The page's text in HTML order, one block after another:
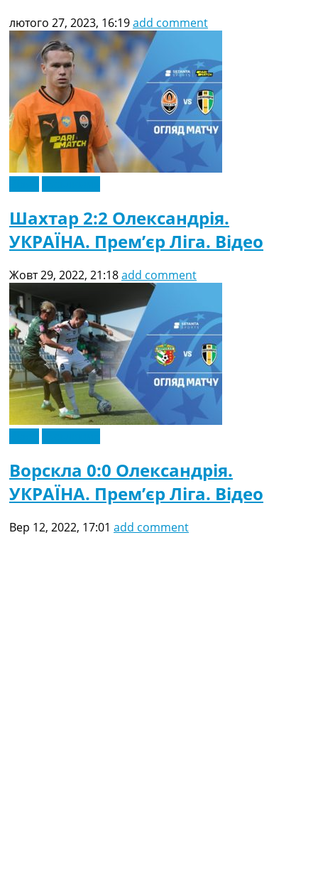
лютого 27, 2023, 16:19add comment
Шахтар 2:2 Олександрія.
УКРАЇНА. Прем’єр Ліга. Відео
Жовт 29, 2022, 21:18add comment
Ворскла 0:0 Олександрія.
УКРАЇНА. Прем’єр Ліга. Відео
Вер 12, 2022, 17:01 add comment